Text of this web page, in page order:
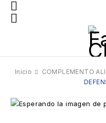
Inicio COMPLEMENTO